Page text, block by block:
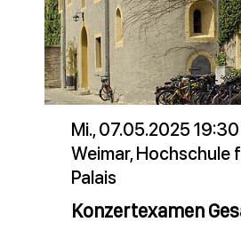
Mi., 07.05.2025
Weimar, Hochschule
Palais
Konzertexamen